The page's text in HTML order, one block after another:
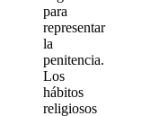
para
representar
la
penitencia.
Los
hábitos
religiosos